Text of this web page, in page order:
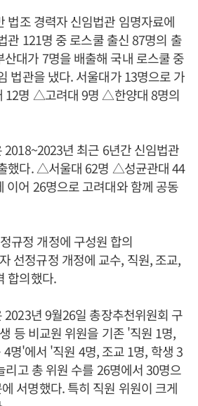
법조 경력자 신임법관 임명자료에
관 121명 중 로스쿨 출신 87명의 출
대가 7명을 배출해 국내 로스쿨 중
법관을 냈다. 서울대가 13명으로 가
12명 △고려대 9명 △한양대 8명의
2018~2023년 최근 6년간 신임법관
했다. △서울대 62명 △성균관대 44
어 26명으로 고려대와 함께 공동
규정 개정에 구성원 합의
선정규정 개정에 교수, 직원, 조교,
합의했다.
2023년 9월26일 총장추천위원회 구
등 비교원 위원을 기존 '직원 1명,
명'에서 '직원 4명, 조교 1명, 학생 3
리고 총 위원 수를 26명에서 30명으
서명했다. 특히 직원 위원이 크게